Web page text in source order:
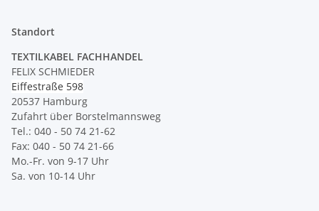
Standort
TEXTILKABEL FACHHANDEL
FELIX SCHMIEDER
Eiffestraße 598
20537 Hamburg
Zufahrt über Borstelmannsweg
Tel.: 040 - 50 74 21-62
Fax: 040 - 50 74 21-66
Mo.-Fr. von 9-17 Uhr
Sa. von 10-14 Uhr